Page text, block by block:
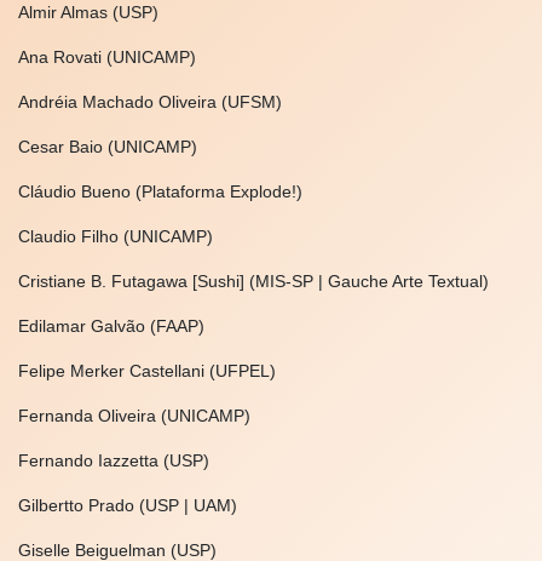
Almir Almas (USP)
Ana Rovati (UNICAMP)
Andréia Machado Oliveira (UFSM)
Cesar Baio (UNICAMP)
Cláudio Bueno (Plataforma Explode!)
Claudio Filho (UNICAMP)
Cristiane B. Futagawa [Sushi] (MIS-SP | Gauche Arte Textual)
Edilamar Galvão (FAAP)
Felipe Merker Castellani (UFPEL)
Fernanda Oliveira (UNICAMP)
Fernando Iazzetta (USP)
Gilbertto Prado (USP | UAM)
Giselle Beiguelman (USP)